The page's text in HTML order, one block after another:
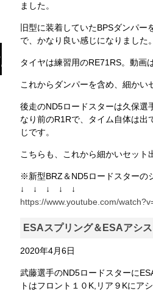
ました。
旧型に装着していたBPSダンパ
で、かなり良い感じになりました
タイヤは練習用のRE71RS。動
これからダンパーを含め、細か
後走のND5ロードスターは久保選
なり前のR1Rで、タイム自体は
じです。
こちらも、これから細かいセット
※新型BRZ＆ND5ロードスターの
↓ ↓ ↓ ↓ ↓
https://www.youtube.com/
ESAスプリング＆ESAアシ
2020年4月6日
武藤選手のND5ロードスターに
トはフロント１０K,リア９Kにア